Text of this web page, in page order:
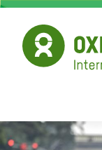
Pasar
contenido
principal